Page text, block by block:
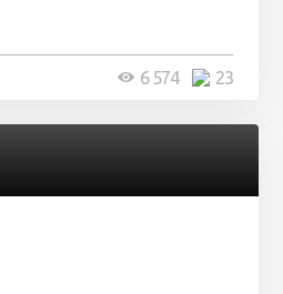
23
6 574